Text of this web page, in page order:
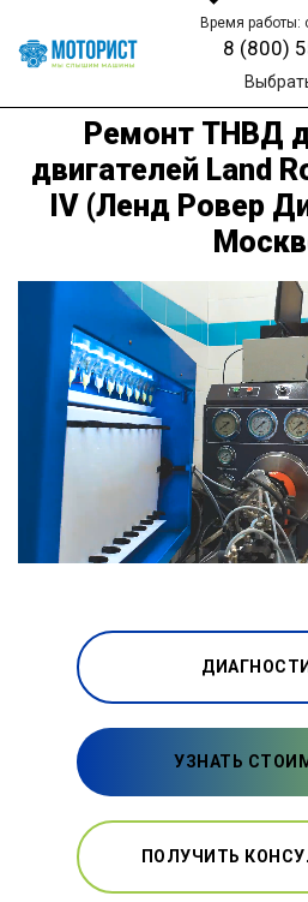
Время работы:
8 (800)
Ремонт ТНВД
двигателей Land
IV (Ленд Ровер
УЗНАТЬ
ПОЛУЧИТЬ